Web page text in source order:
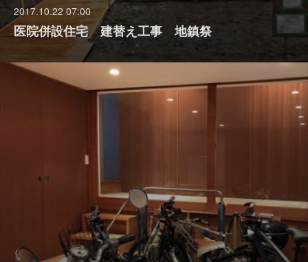
2017.10.22 07:00
医院併設住宅 建替え工事 地鎮祭